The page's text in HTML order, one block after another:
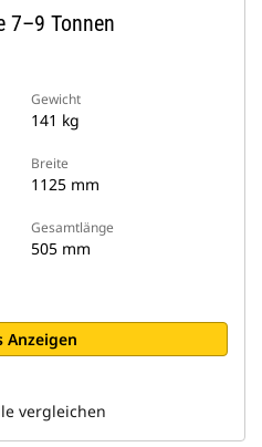
7–9 Tonnen
Gewicht
141 kg
Breite
1125 mm
Gesamtlänge
505 mm
Anzeigen
vergleichen